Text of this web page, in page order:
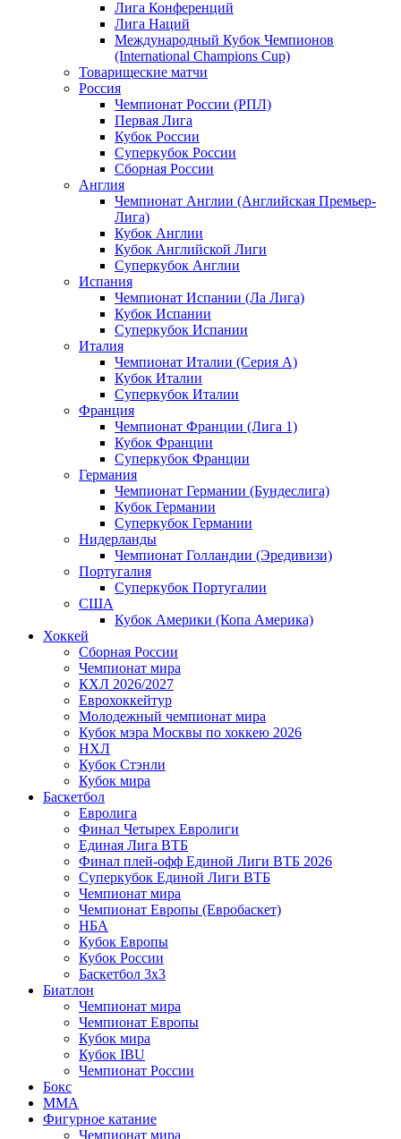
Лига Конференций
Лига Наций
Международный Кубок Чемпионов
(International Champions Cup)
Товарищеские матчи
Россия
Чемпионат России (РПЛ)
Первая Лига
Кубок России
Суперкубок России
Сборная России
Англия
Чемпионат Англии (Английская Премьер-
Лига)
Кубок Англии
Кубок Английской Лиги
Суперкубок Англии
Испания
Чемпионат Испании (Ла Лига)
Кубок Испании
Суперкубок Испании
Италия
Чемпионат Италии (Серия А)
Кубок Италии
Суперкубок Италии
Франция
Чемпионат Франции (Лига 1)
Кубок Франции
Суперкубок Франции
Германия
Чемпионат Германии (Бундеслига)
Кубок Германии
Суперкубок Германии
Нидерланды
Чемпионат Голландии (Эредивизи)
Португалия
Суперкубок Португалии
США
Кубок Америки (Копа Америка)
Хоккей
Сборная России
Чемпионат мира
КХЛ 2026/2027
Еврохоккейтур
Молодежный чемпионат мира
Кубок мэра Москвы по хоккею 2026
НХЛ
Кубок Стэнли
Кубок мира
Баскетбол
Евролига
Финал Четырех Евролиги
Единая Лига ВТБ
Финал плей-офф Единой Лиги ВТБ 2026
Суперкубок Единой Лиги ВТБ
Чемпионат мира
Чемпионат Европы (Евробаскет)
НБА
Кубок Европы
Кубок России
Баскетбол 3х3
Биатлон
Чемпионат мира
Чемпионат Европы
Кубок мира
Кубок IBU
Чемпионат России
Бокс
MMA
Фигурное катание
Чемпионат мира